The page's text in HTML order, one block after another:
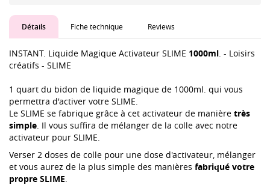
Détails Fiche technique Reviews
INSTANT. Liquide Magique Activateur SLIME 1000ml. - Loisirs
créatifs - SLIME
1 quart du bidon de liquide magique de 1000ml. qui vous
permettra d'activer votre SLIME.
Le SLIME se fabrique grâce à cet activateur de manière très
simple. Il vous suffira de mélanger de la colle avec notre
activateur pour SLIME.
Verser 2 doses de colle pour une dose d'activateur, mélanger
et vous aurez de la plus simple des manières fabriqué votre
propre SLIME